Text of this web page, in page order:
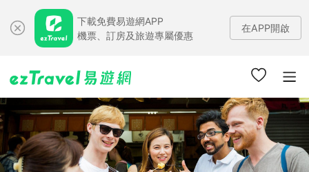
下載免費易遊網APP
機票、訂房及旅遊專屬優惠
在APP開啟